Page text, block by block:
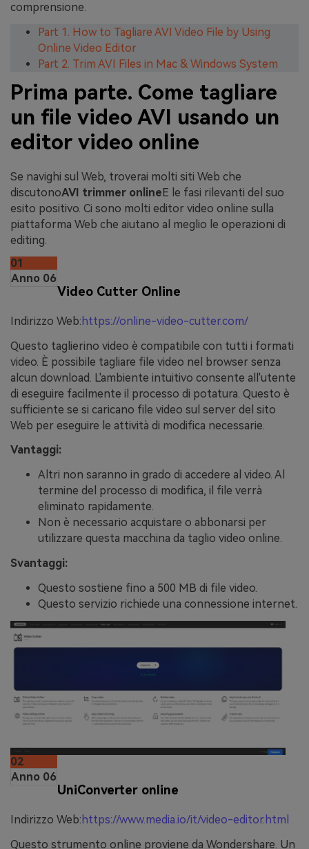
comprensione.
Part 1. How to Tagliare AVI Video File by Using
Online Video Editor
Part 2. Trim AVI Files in Mac & Windows System
Prima parte. Come tagliare
un file video AVI usando un
editor video online
Se navighi sul Web, troverai molti siti Web che
discutonoAVI trimmer onlineE le fasi rilevanti del suo
esito positivo. Ci sono molti editor video online sulla
piattaforma Web che aiutano al meglio le operazioni di
editing.
01
Anno 06
Video Cutter Online
Indirizzo Web: https://online-video-cutter.com/
Questo taglierino video è compatibile con tutti i formati
video. È possibile tagliare file video nel browser senza
alcun download. L'ambiente intuitivo consente all'utente
di eseguire facilmente il processo di potatura. Questo è
sufficiente se si caricano file video sul server del sito
Web per eseguire le attività di modifica necessarie.
Vantaggi:
Altri non saranno in grado di accedere al video. Al
termine del processo di modifica, il file verrà
eliminato rapidamente.
Non è necessario acquistare o abbonarsi per
utilizzare questa macchina da taglio video online.
Svantaggi:
Questo sostiene fino a 500 MB di file video.
Questo servizio richiede una connessione internet.
02
Anno 06
UniConverter online
Indirizzo Web: https://www.media.io/it/video-editor.html
Questo strumento online proviene da Wondershare. Un